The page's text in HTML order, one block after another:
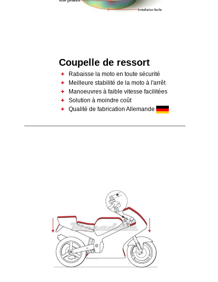
Coupelle de ressort
Rabaisse la moto en toute sécurité
Meilleure stabilité de la moto à l'arrêt
Manoeuvres à faible vitesse facilitées
Solution à moindre coût
Qualité de fabrication Allemande